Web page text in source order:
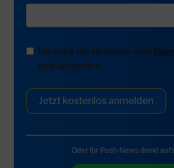
Ich habe die Hinweise zum
und akzeptiert.
Jetzt kostenlos anmelden
Oder für Push-News direkt